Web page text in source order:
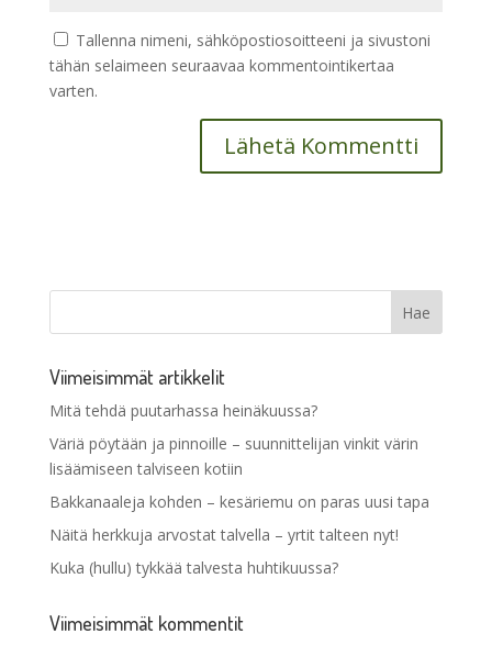
Tallenna nimeni, sähköpostiosoitteeni ja sivustoni
tähän selaimeen seuraavaa kommentointikertaa
varten.
Viimeisimmät artikkelit
Mitä tehdä puutarhassa heinäkuussa?
Väriä pöytään ja pinnoille – suunnittelijan vinkit värin
lisäämiseen talviseen kotiin
Bakkanaaleja kohden – kesäriemu on paras uusi tapa
Näitä herkkuja arvostat talvella – yrtit talteen nyt!
Kuka (hullu) tykkää talvesta huhtikuussa?
Viimeisimmät kommentit